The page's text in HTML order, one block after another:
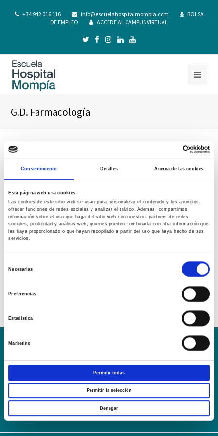
Consentimiento Detalles Acerca de las cookies
Esta página web usa cookies
Las cookies de este sitio web se usan para personalizar el contenido y los anuncios,
ofrecer funciones de redes sociales y analizar el tráfico. Además, compartimos
información sobre el uso que haga del sitio web con nuestros partners de redes
sociales, publicidad y análisis web, quienes pueden combinarla con otra información que
les haya proporcionado o que hayan recopilado a partir del uso que haya hecho de sus
servicios.
Necesarias
Preferencias
Estadística
Marketing
Permitir todas
Permitir la selección
Denegar
+34 942 016 116 info@escuelahospitalmompia.com
BOLSA
DE EMPLEO
ACCEDE AL CAMPUS VIRTUAL
G.D. Farmacología
AVISO LEGAL – TÉRMINOS Y CONDICIONES DE SERVICIOS
ONLINE
Política de cookies
Contacto
Webmail User Login